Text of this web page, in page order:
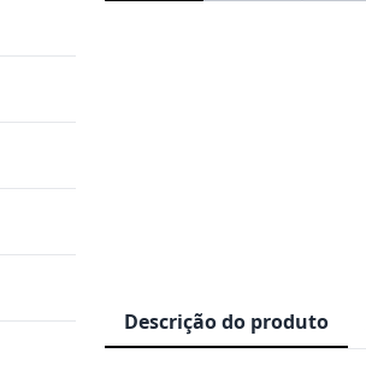
Descrição do produto